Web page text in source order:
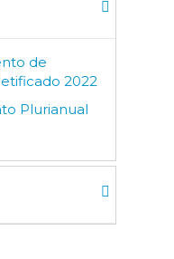
de
2022
Plurianual